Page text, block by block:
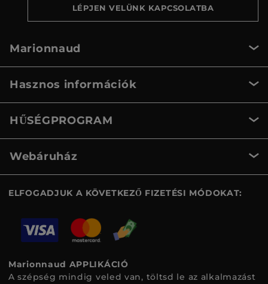
LÉPJEN VELÜNK KAPCSOLATBA
Marionnaud
Hasznos információk
HŰSÉGPROGRAM
Webáruház
ELFOGADJUK A KÖVETKEZŐ FIZETÉSI MÓDOKAT:
Marionnaud APPLIKÁCIÓ
A szépség mindig veled van, töltsd le az alkalmazást